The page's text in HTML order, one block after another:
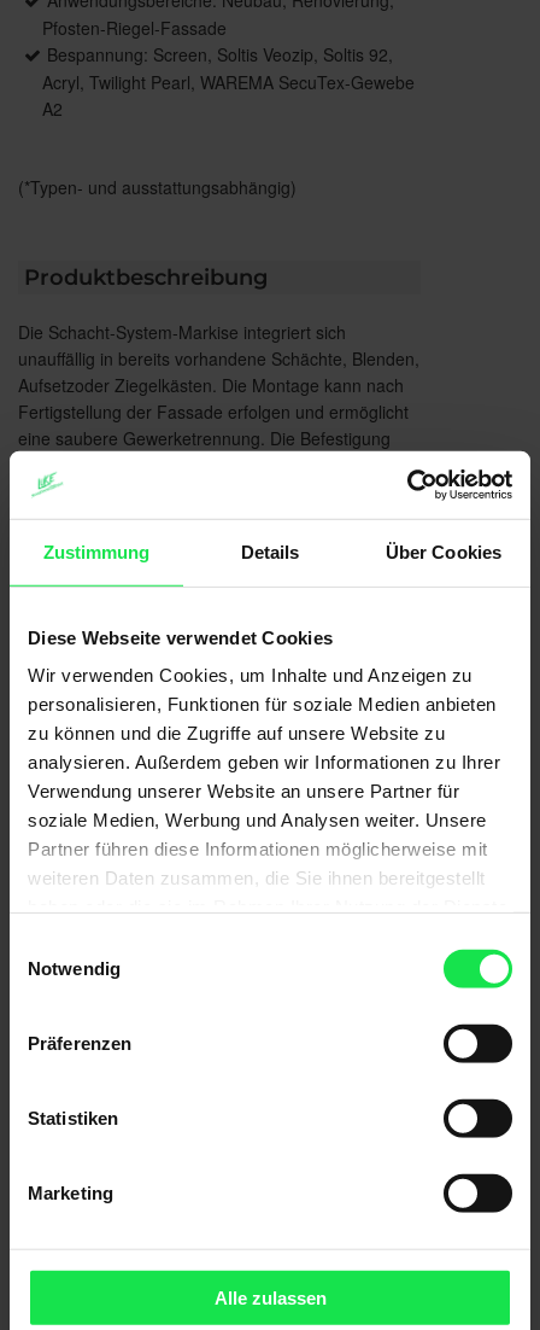
Zustimmung Details Über Cookies
Diese Webseite verwendet Cookies
Wir verwenden Cookies, um Inhalte und Anzeigen zu
personalisieren, Funktionen für soziale Medien anbieten
zu können und die Zugriffe auf unsere Website zu
analysieren. Außerdem geben wir Informationen zu Ihrer
Verwendung unserer Website an unsere Partner für
soziale Medien, Werbung und Analysen weiter. Unsere
Partner führen diese Informationen möglicherweise mit
weiteren Daten zusammen, die Sie ihnen bereitgestellt
Notwendig
Präferenzen
Statistiken
Marketing
Alle zulassen
Pfosten-Riegel-Fassade
Bespannung: Screen, Soltis Veozip, Soltis 92,
Acryl, Twilight Pearl, WAREMA SecuTex-Gewebe
A2
(*Typen- und ausstattungsabhängig)
Produktbeschreibung
Die Schacht-System-Markise integriert sich
unauffällig in bereits vorhandene Schächte, Blenden,
Aufsetzoder Ziegelkästen. Die Montage kann nach
Fertigstellung der Fassade erfolgen und ermöglicht
eine saubere Gewerketrennung. Die Befestigung
Führungsschiene.
Brillante Extras
Geländersystem VisioNeo Sun
Weitere Informationen zu
Ausstattungsextras Fenster-Markisen
Weitere Informationen zu Stoffqualitäten
Farben & Stoffe
Weitere Informationen
Das könnte Sie auch interessieren